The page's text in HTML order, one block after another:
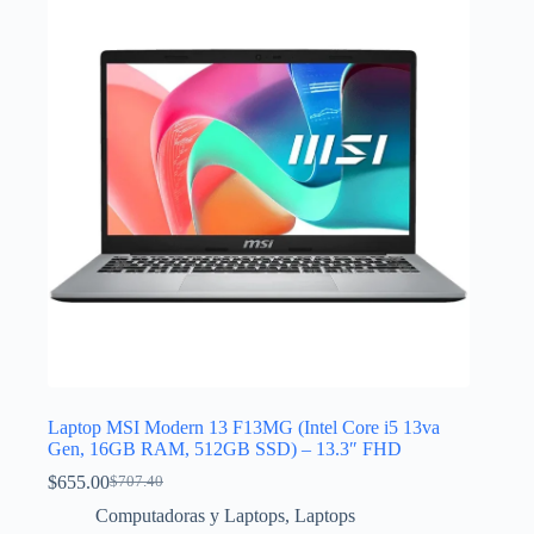
Laptop MSI Modern 13 F13MG (Intel Core i5 13va
Gen, 16GB RAM, 512GB SSD) – 13.3″ FHD
$707.40
El
precio
$655.00El
precio
Computadoras y Laptops, Laptops